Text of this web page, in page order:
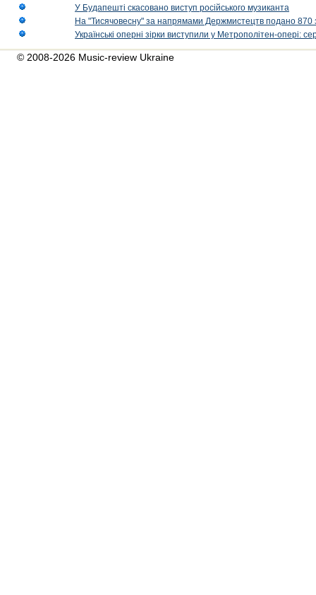
У Будапешті скасовано виступ російського музиканта
На "Тисячовесну" за напрямами Держмистецтв подано 870
Українські оперні зірки виступили у Метрополітен-опері:
© 2008-2026 Music-review Ukraine